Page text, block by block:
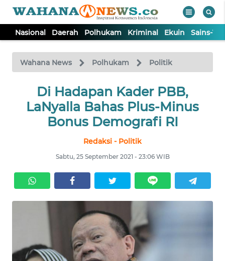
Nasional Daerah Polhukam Kriminal Ekuin Sains-
Wahana News Polhukam Politik
Di Hadapan Kader PBB,
LaNyalla Bahas Plus-Minus
Bonus Demografi RI
Redaksi - Politik
Sabtu, 25 September 2021 - 23:06 WIB
TV
Tutup
NASIONAL
KRIMINAL
EKUIN
KESEHATAN